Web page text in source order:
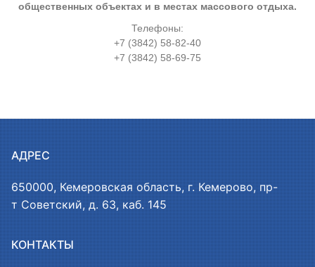
общественных объектах и в местах массового отдыха.
Телефоны:
+7 (3842) 58-82-40
+7 (3842) 58-69-75
АДРЕС
650000, Кемеровская область, г. Кемерово, пр-
т Советский, д. 63, каб. 145
КОНТАКТЫ